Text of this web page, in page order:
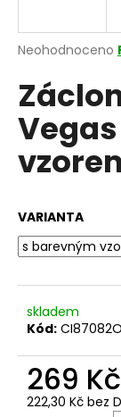
Průměrné
produktu
je
0,0
z
5
hvězdiček.
Neohodnoceno
VARIANTA
skladem
Kód:
269 Kč
222,30 Kč bez
j
t
?
D
o
p
r
u
č